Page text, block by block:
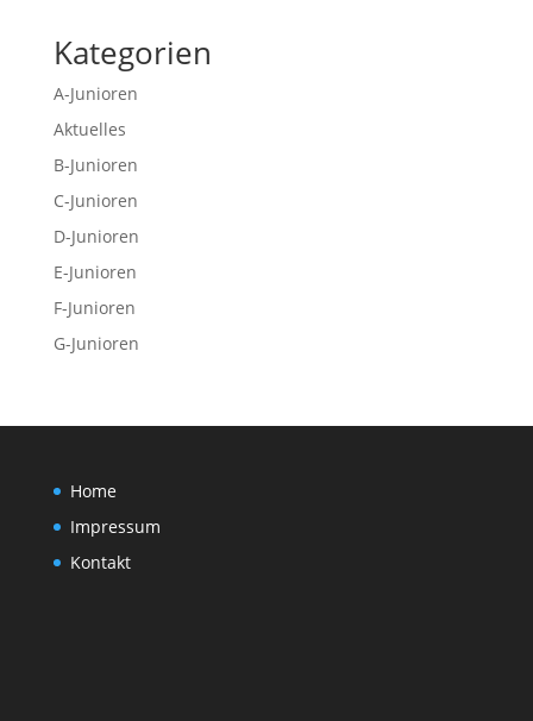
Kategorien
A-Junioren
Aktuelles
B-Junioren
C-Junioren
D-Junioren
E-Junioren
F-Junioren
G-Junioren
Home
Impressum
Kontakt